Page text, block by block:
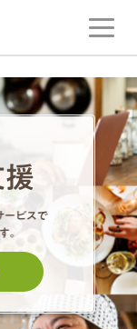
食べログの集客
食べログの集